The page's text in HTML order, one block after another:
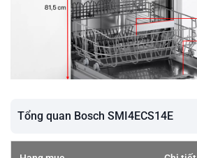
Tổng quan Bosch SMI4ECS14E